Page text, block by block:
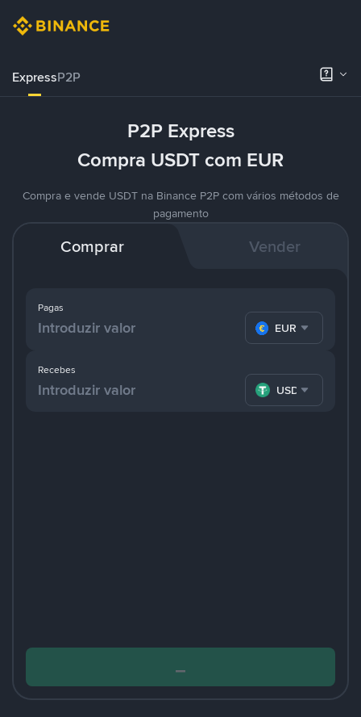
ExpressP2P
P2P Express
Compra USDT com EUR
Compra e vende USDT na Binance P2P com vários métodos de
pagamento
Comprar Vender
Pagas
EUR
Recebes
USDT